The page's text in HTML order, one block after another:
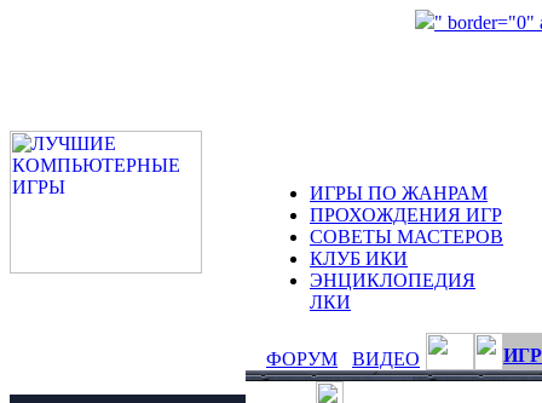
" border="0"
ИГРЫ ПО ЖАНРАМ
ПРОХОЖДЕНИЯ ИГР
СОВЕТЫ МАСТЕРОВ
КЛУБ ИКИ
ЭНЦИКЛОПЕДИЯ
ЛКИ
ФОРУМ ВИДЕО